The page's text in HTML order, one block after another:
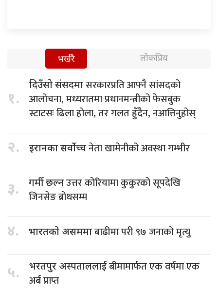
भर्खरै लोकप्रिय
१.
दिउँसो संसदमासरकारप्रति आफ्नै सांसदको
आलोचना, मध्यरातमा प्रधानमन्त्रीको फेसबुक
स्टाटसः ढिला होला, तर गलत हुँदैन, नआत्तिनुहोस्
२. इरानका सर्वोच्चनेता खामेनीको अवस्था गम्भीर
३. गर्मी छल्नउत्तर कोरियामा कुकुरको सूपदेखि
जिनसेङ ब्रोथसम्म
४. भारतको असममाबाढीमा परी ९७ जनाको मृत्यु
५. भरतपुर अस्पताललाईबीमामार्फत एक वर्षमा एक
अर्ब प्राप्त